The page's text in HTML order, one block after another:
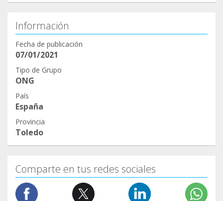
Información
Fecha de publicación
07/01/2021
Tipo de Grupo
ONG
País
España
Provincia
Toledo
Comparte en tus redes sociales